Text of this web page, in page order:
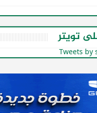
تويتر
Tweets by